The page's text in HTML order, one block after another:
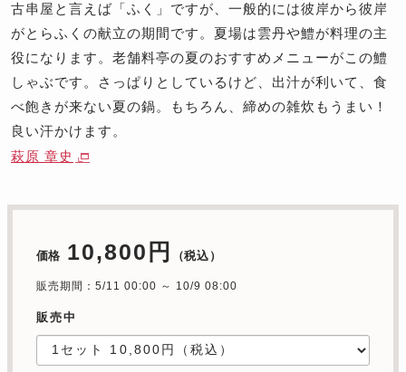
古串屋と言えば「ふく」ですが、一般的には彼岸から彼岸
がとらふくの献立の期間です。夏場は雲丹や鱧が料理の主
役になります。老舗料亭の夏のおすすめメニューがこの鱧
しゃぶです。さっぱりとしているけど、出汁が利いて、食
べ飽きが来ない夏の鍋。もちろん、締めの雑炊もうまい！
良い汗かけます。
萩原 章史
価格 10,800円 （税込）
販売期間：5/11 00:00 ～ 10/9 08:00
販売中